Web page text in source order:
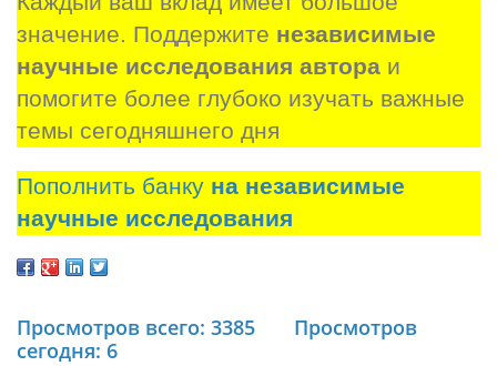
значение. Поддержите независимые
научные исследования автора и
помогите более глубоко изучать важные
темы сегодняшнего дня
Пополнить банку на независимые
научные исследования
Просмотров всего: 3385
Просмотров
сегодня: 6